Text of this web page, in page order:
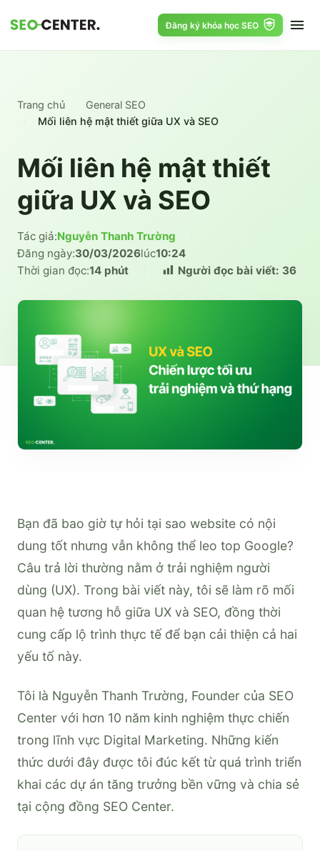
Đăng ký khóa học SEO
Trang chủ
General SEO
Mối liên hệ mật thiết giữa UX và SEO
Mối liên hệ mật thiết
giữa UX và SEO
Tác giả:Nguyễn Thanh Trường
Đăng ngày:30/03/2026lúc10:24
Thời gian đọc:14 phút Người đọc bài viết: 36
Bạn đã bao giờ tự hỏi tại sao website có nội
dung tốt nhưng vẫn không thể leo top Google?
Câu trả lời thường nằm ở trải nghiệm người
dùng (UX). Trong bài viết này, tôi sẽ làm rõ mối
quan hệ tương hỗ giữa UX và SEO, đồng thời
cung cấp lộ trình thực tế để bạn cải thiện cả hai
yếu tố này.
Tôi là Nguyễn Thanh Trường, Founder của SEO
Center với hơn 10 năm kinh nghiệm thực chiến
trong lĩnh vực Digital Marketing. Những kiến
thức dưới đây được tôi đúc kết từ quá trình triển
khai các dự án tăng trưởng bền vững và chia sẻ
tại cộng đồng SEO Center.